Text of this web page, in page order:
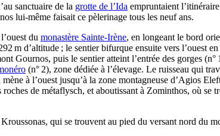
sanctuaire de la grotte de l’Ida empruntaient
lui-même faisait ce pèlerinage tous les neuf ans.
du monastère Sainte-Irène, en longeant le bord
m d’altitude ; le sentier bifurque ensuite vers l’ouest en
Gournos, puis le sentier atteint l’entrée des gorges (n°
(n° 2), zone dédiée à l’élevage. Le ruisseau qui
à l’ouest jusqu’à la zone montagneuse d’Agios
de métaflysch, et aboutissant à Zominthos, où se
qui se trouvent au pied du versant nord du